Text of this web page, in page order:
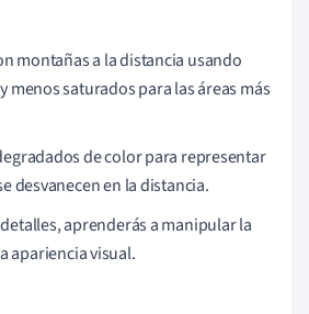
montañas a la distancia usando
menos saturados para las áreas más
de color para representar
desvanecen en la distancia.
aprenderás a manipular la
apariencia visual.